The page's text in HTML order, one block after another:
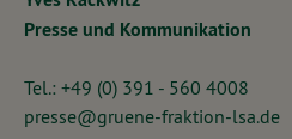
Presse und Kommunikation
Tel.: +49 (0) 391 - 560 4008
presse@gruene-fraktion-lsa.de